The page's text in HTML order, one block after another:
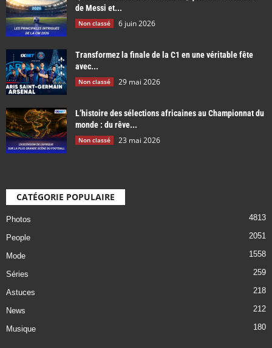
de Messi et...
Non classé 6 juin 2026
Transformez la finale de la C1 en une véritable fête
avec...
Non classé 29 mai 2026
L’histoire des sélections africaines au Championnat du
monde : du rêve...
Non classé 23 mai 2026
CATÉGORIE POPULAIRE
Photos 4813
People 2051
Mode 1558
Séries 259
Astuces 218
News 212
Musique 180